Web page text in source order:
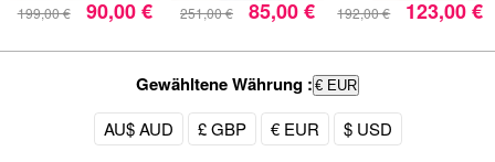
199,00 € 90,00 € 251,00 € 85,00 € 192,00 € 123,00 €
Gewähltene Währung : € EUR
AU$ AUD £ GBP € EUR $ USD